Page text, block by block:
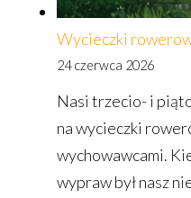
Wycieczki
24 czerwca 2026
Nasi trzecio- i
na wycieczki
wychowawcami.
wypraw był nasz